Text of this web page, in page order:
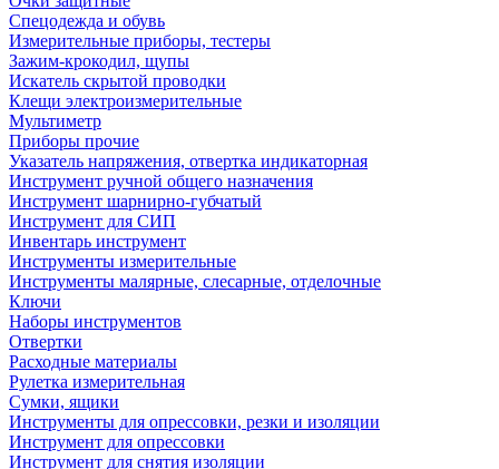
Спецодежда и обувь
Измерительные приборы, тестеры
Зажим-крокодил, щупы
Искатель скрытой проводки
Клещи электроизмерительные
Мультиметр
Приборы прочие
Указатель напряжения, отвертка индикаторная
Инструмент ручной общего назначения
Инструмент шарнирно-губчатый
Инструмент для СИП
Инвентарь инструмент
Инструменты измерительные
Инструменты малярные, слесарные, отделочные
Ключи
Наборы инструментов
Отвертки
Расходные материалы
Рулетка измерительная
Сумки, ящики
Инструменты для опрессовки, резки и изоляции
Инструмент для опрессовки
Инструмент для снятия изоляции